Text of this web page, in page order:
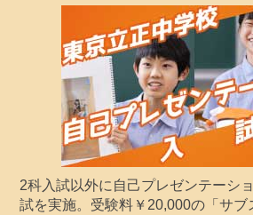
2科入試以外に自己プレゼンテーシ
試を実施。受験料￥20,000の「サブ